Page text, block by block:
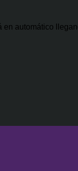
automático